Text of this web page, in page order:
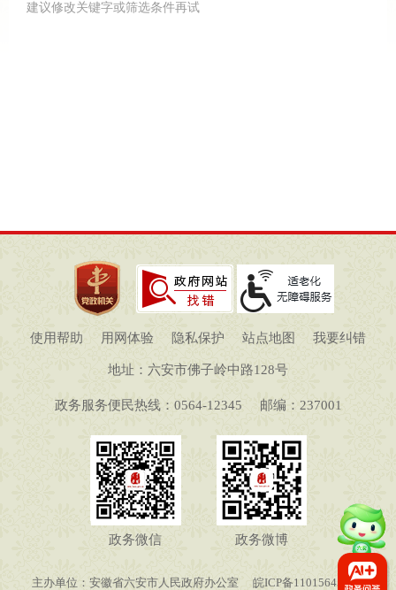
建议修改关键字或筛选条件再试
使用帮助 用网体验 隐私保护 站点地图 我要纠错
地址：六安市佛子岭中路128号
政务服务便民热线：0564-12345 邮编：237001
政务微信 政务微博
主办单位：安徽省六安市人民政府办公室 皖ICP备11015645号-1